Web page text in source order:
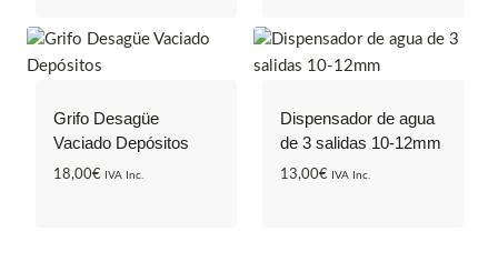
Grifo Desagüe
Vaciado Depósitos
18,00€ IVA Inc.
Dispensador de agua
de 3 salidas 10-12mm
13,00€ IVA Inc.